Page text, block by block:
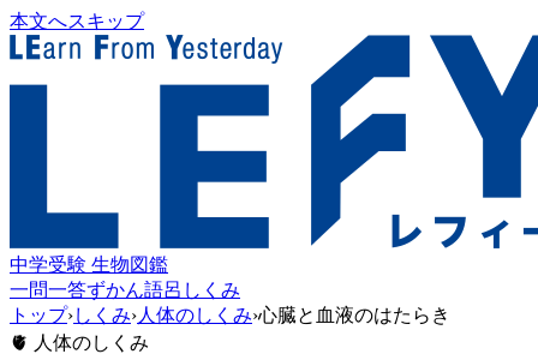
本文へスキップ
中学受験 生物図鑑
一問一答ずかん語呂 しくみ
トップ›しくみ›人体のしくみ›心臓と血液のはたらき
🫀 人体のしくみ